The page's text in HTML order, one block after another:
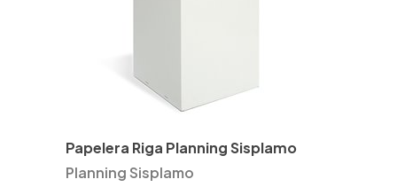
Papelera Riga Planning Sisplamo
Planning Sisplamo